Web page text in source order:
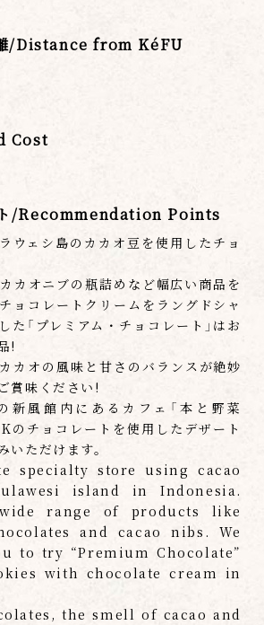
/Distance from KéFU
Cost
ト/Recommendation Points
ウェシ島のカカオ豆を使用したチョ
カオニブの瓶詰めなど幅広い商品を
ョコレートクリームをラングドシャ
た「プレミアム・チョコレート」はお
!
カオの風味と甘さのバランスが絶妙
賞味ください!
新風館内にあるカフェ「本と野菜
のチョコレートを使用したデザート
いただけます。
specialty store using cacao
island in Indonesia.
range of products like
and cacao nibs. We
to try “Premium Chocolate”
with chocolate cream in
the smell of cacao and